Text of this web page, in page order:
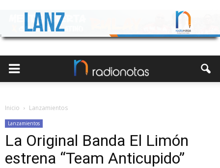
Inicio Lanzamientos
Lanzamientos
La Original Banda El Limón
estrena “Team Anticupido”